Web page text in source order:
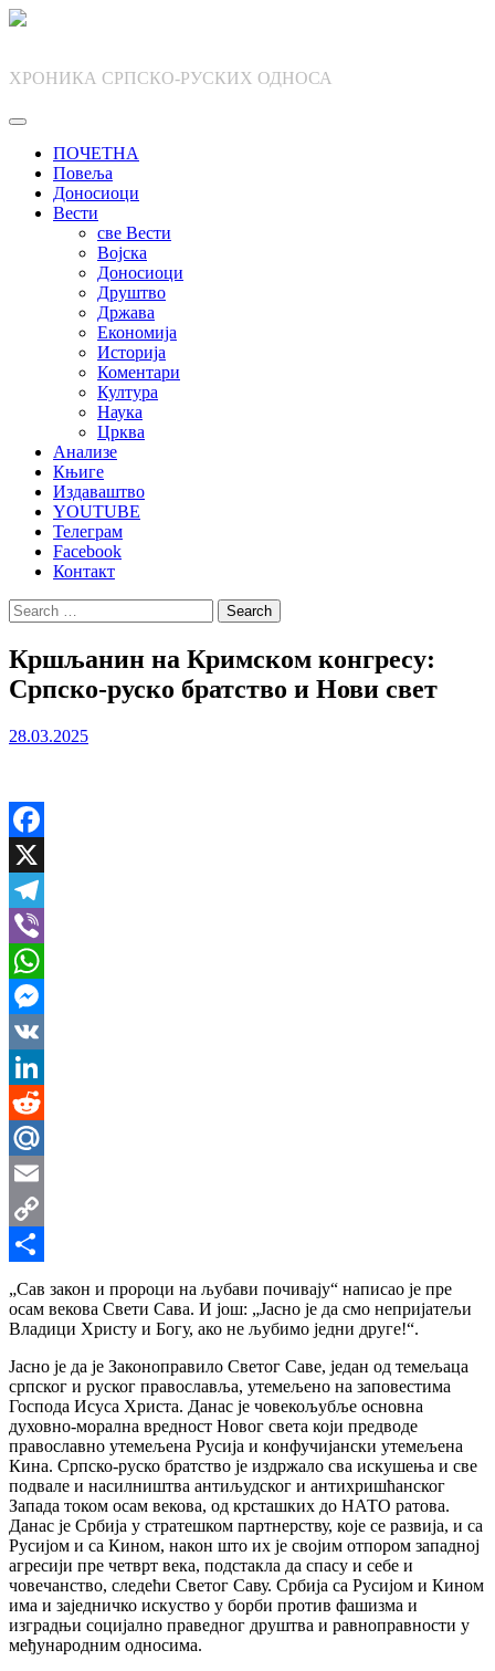
Skip
ХРОНИКА СРПСКО-РУСКИХ ОДНОСА
ПОЧЕТНА
Повеља
Доносиоци
Вести
све Вести
Војска
Доносиоци
Друштво
Држава
Економија
Историја
Коментари
Култура
Наука
Црква
Анализе
Књиге
Издаваштво
YOUTUBE
Телеграм
Facebook
Контакт
Search
for:
Кршљанин на Кримском конгресу:
Српско-руско братство и Нови свет
28.03.2025
Facebook
X
Telegram
Viber
WhatsApp
Messenger
VK
LinkedIn
Reddit
Mail.Ru
Email
Copy
Link
Share
„Сав закон и пророци на љубави почивају“ написао је пре
осам векова Свети Сава. И још: „Јасно је да смо непријатељи
Владици Христу и Богу, ако не љубимо једни друге!“.
Јасно је да је Законоправило Светог Саве, један од темељаца
српског и руског православља, утемељено на заповестима
Господа Исуса Христа. Данас је човекољубље основна
духовно-морална вредност Новог света који предводе
православно утемељена Русија и конфучијански утемељена
Кина. Српско-руско братство је издржало сва искушења и све
подвале и насилништва антиљудског и антихришћанског
Запада током осам векова, од крсташких до НАТО ратова.
Данас је Србија у стратешком партнерству, које се развија, и са
Русијом и са Кином, након што их је својим отпором западној
агресији пре четврт века, подстакла да спасу и себе и
човечанство, следећи Светог Саву. Србија са Русијом и Кином
има и заједничко искуство у борби против фашизма и
изградњи социјално праведног друштва и равноправности у
међународним односима.